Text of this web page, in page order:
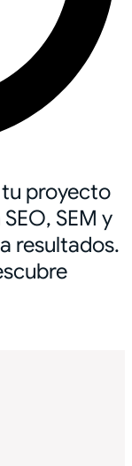
proyecto
SEM y
resultados.